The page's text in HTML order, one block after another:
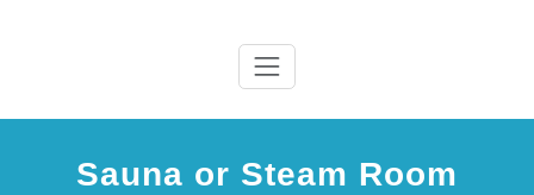
Victory Gymnastics
Sauna or Steam Room